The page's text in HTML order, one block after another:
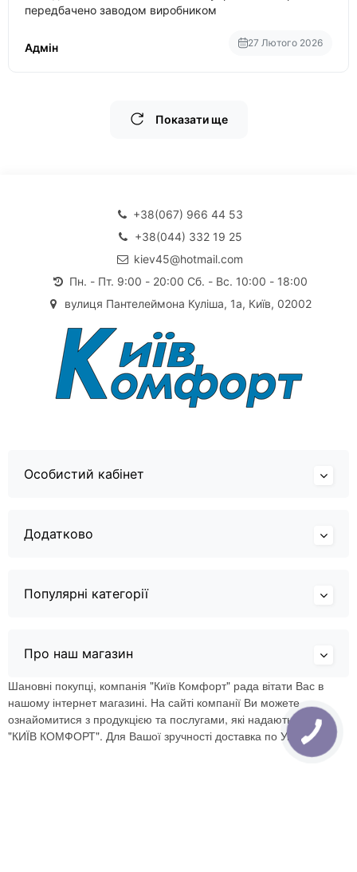
передбачено заводом виробником
Адмін 27 Лютого 2026
Показати ще
+38(067) 966 44 53
+38(044) 332 19 25
kiev45@hotmail.com
Пн. - Пт. 9:00 - 20:00 Сб. - Вс. 10:00 - 18:00
вулиця Пантелеймона Куліша, 1а, Київ, 02002
Особистий кабінет
Додатково
Популярні категорії
Про наш магазин
Шановні покупці, компанія "Київ Комфорт" рада вітати Вас в
нашому інтернет магазині. На сайті компанії Ви можете
ознайомитися з продукцією та послугами, які надаються ТОВ
"КИЇВ КОМФОРТ". Для Вашої зручності доставка по Україні.